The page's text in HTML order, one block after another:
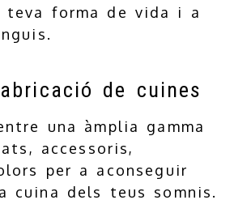
teva forma de vida i a
de cuines
una àmplia gamma
accessoris,
per a aconseguir
cuina dels teus somnis.